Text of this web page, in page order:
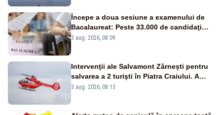
Începe a doua sesiune a examenului de
Bacalaureat: Peste 33.000 de candidaţi
înscrişi
3 aug. 2026, 08:09
Intervenţii ale Salvamont Zărnești pentru
salvarea a 2 turişti în Piatra Craiului. A
fost solicitat elicopterul SMURD
3 aug. 2026, 08:13